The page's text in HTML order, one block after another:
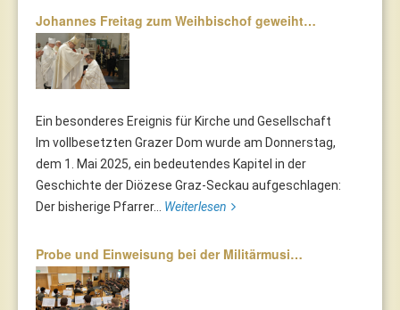
Johannes Freitag zum Weihbischof geweiht…
Ein besonderes Ereignis für Kirche und Gesellschaft
Im vollbesetzten Grazer Dom wurde am Donnerstag,
dem 1. Mai 2025, ein bedeutendes Kapitel in der
Geschichte der Diözese Graz-Seckau aufgeschlagen:
Der bisherige Pfarrer... Weiterlesen
Probe und Einweisung bei der Militärmusi…